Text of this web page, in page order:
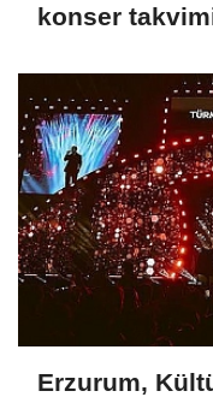
konser
Erzurum,